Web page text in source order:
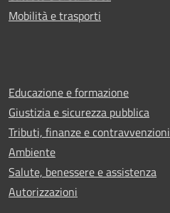
Mobilità e trasporti
Educazione e formazione
Giustizia e sicurezza pubblica
Tributi, finanze e contravvenzioni
Ambiente
Salute, benessere e assistenza
Autorizzazioni